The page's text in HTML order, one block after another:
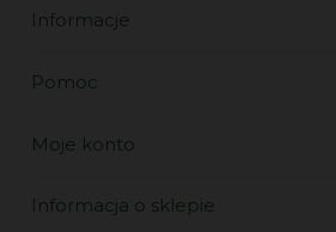
Informacje
Pomoc
Moje konto
Informacja o sklepie